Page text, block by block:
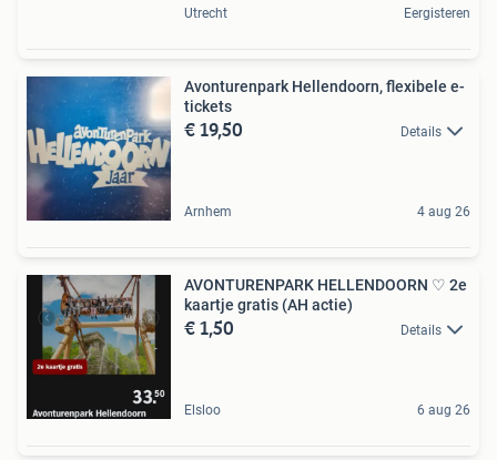
Utrecht Eergisteren
Avonturenpark Hellendoorn, flexibele e-
tickets
€ 19,50 Details
Arnhem 4 aug 26
AVONTURENPARK HELLENDOORN ♡ 2e
kaartje gratis (AH actie)
€ 1,50 Details
Elsloo 6 aug 26